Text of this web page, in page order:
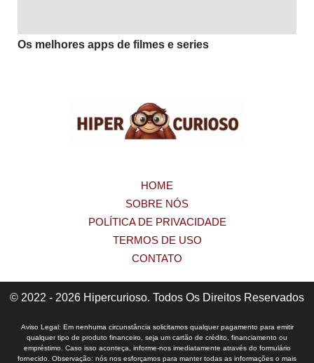
Os melhores apps de filmes e series
HOME
SOBRE NÓS
POLÍTICA DE PRIVACIDADE
TERMOS DE USO
CONTATO
© 2022 - 2026 Hipercurioso. Todos Os Direitos Reservados
Aviso Legal: Em nenhuma circunstância solicitamos qualquer pagamento para emitir
qualquer tipo de produto financeiro, seja um cartão de crédito, financiamento ou
empréstimo. Caso isso aconteça, informe-nos imediatamente através do formulário
fornecido. Observação: nós nos esforçamos para manter todas as informações o mais